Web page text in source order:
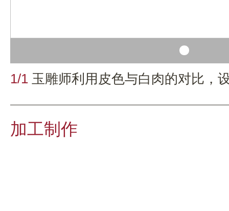
1/1 玉雕师利用皮色与白肉的对比，
加工制作